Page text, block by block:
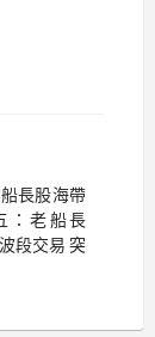
長股海帶
：老船長
段交易 突